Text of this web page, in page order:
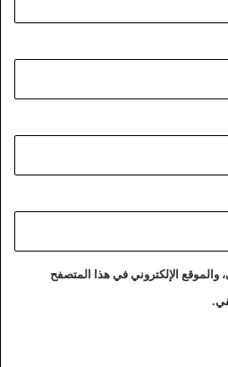
والموقع الإلكتروني في هذا المتصفح